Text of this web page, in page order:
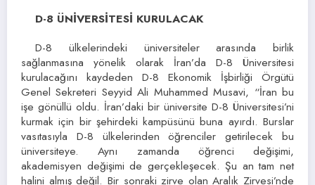
D-8 ÜNİVERSİTESİ KURULACAK
D-8 ülkelerindeki üniversiteler arasında birlik
sağlanmasına yönelik olarak İran’da D-8 Üniversitesi
kurulacağını kaydeden D-8 Ekonomik İşbirliği Örgütü
Genel Sekreteri Seyyid Ali Muhammed Musavi, “İran bu
işe gönüllü oldu. İran’daki bir üniversite D-8 Üniversitesi’ni
kurmak için bir şehirdeki kampüsünü buna ayırdı. Burslar
vasıtasıyla D-8 ülkelerinden öğrenciler getirilecek bu
üniversiteye. Aynı zamanda öğrenci değişimi,
akademisyen değişimi de gerçekleşecek. Şu an tam net
halini almış değil. Bir sonraki zirve olan Aralık Zirvesi’nde